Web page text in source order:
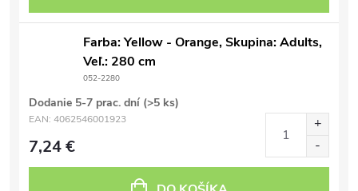
Farba: Yellow - Orange, Skupina: Adults,
Veľ.: 280 cm
052-2280
Dodanie 5-7 prac. dní (>5 ks)
EAN: 4062546001923
7,24 €